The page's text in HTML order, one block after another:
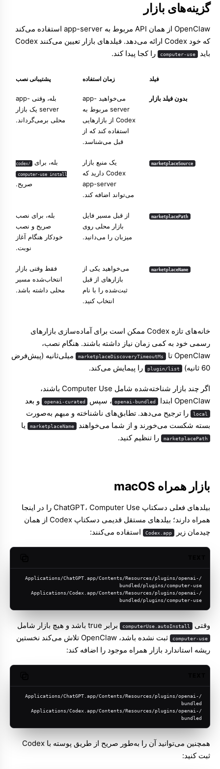
گزینه‌های بازار
OpenClaw از همان API مربوط به app-server استفاده می‌کند
که خود Codex ارائه می‌دهد. فیلدهای بازار تعیین می‌کنند Codex
باید
computer-use را کجا پیدا کند.
فیلد زمان استفاده پشتیبانی نصب
بدون فیلد بازار
می‌خواهید app-
server مربوط به
Codex از بازارهایی
استفاده کند که از
قبل می‌شناسد.
بله، وقتی app-
server یک بازار
محلی برمی‌گرداند.
marketplaceSource
یک منبع بازار
Codex دارید که
app-server
می‌تواند اضافه کند.
بله، برای /codex
computer-use install
صریح.
marketplacePath
از قبل مسیر فایل
بازار محلی روی
میزبان را می‌دانید.
بله، برای نصب
صریح و نصب
خودکار هنگام آغاز
نوبت.
marketplaceName
می‌خواهید یکی از
بازارهای از قبل
ثبت‌شده را با نام
انتخاب کنید.
فقط وقتی بازار
انتخاب‌شده مسیر
محلی داشته باشد.
خانه‌های تازه Codex ممکن است برای آماده‌سازی بازارهای
رسمی خود به کمی زمان نیاز داشته باشند. هنگام نصب،
OpenClaw تا
marketplaceDiscoveryTimeoutMs میلی‌ثانیه (پیش‌فرض
60 ثانیه)
plugin/list را پیمایش می‌کند.
اگر چند بازار شناخته‌شده شامل Computer Use باشند،
OpenClaw ابتدا
openai-bundled ، سپس openai-curated و بعد
local را ترجیح می‌دهد. تطابق‌های ناشناخته و مبهم به‌صورت
بسته شکست می‌خورند و از شما می‌خواهند
marketplaceName یا
marketplacePath را تنظیم کنید.
بازار همراه macOS
بیلدهای فعلی دسکتاپ ChatGPT، Computer Use را در اینجا
همراه دارند؛ بیلدهای مستقل قدیمی دسکتاپ Codex از همان
چیدمان زیر
Codex.app استفاده می‌کنند:
/Applications/ChatGPT.app/Contents/Resources/plugins/openai-
bundled/plugins/computer-use
/Applications/Codex.app/Contents/Resources/plugins/openai-
bundled/plugins/computer-use
وقتی computerUse.autoInstall برابر true باشد و هیچ بازار شامل
computer-use
ثبت نشده باشد، OpenClaw تلاش می‌کند نخستین
ریشه استاندارد بازار همراه موجود را اضافه کند:
/Applications/ChatGPT.app/Contents/Resources/plugins/openai-
bundled
/Applications/Codex.app/Contents/Resources/plugins/openai-
bundled
همچنین می‌توانید آن را به‌طور صریح از طریق پوسته با Codex
ثبت کنید: